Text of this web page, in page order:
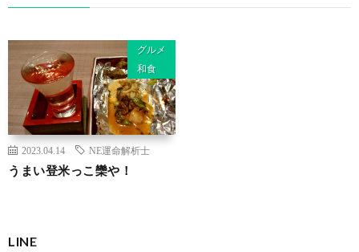
グルメ
和食
2023.04.14 NE運命解析士
うまい登米っこ欒や！
LINE